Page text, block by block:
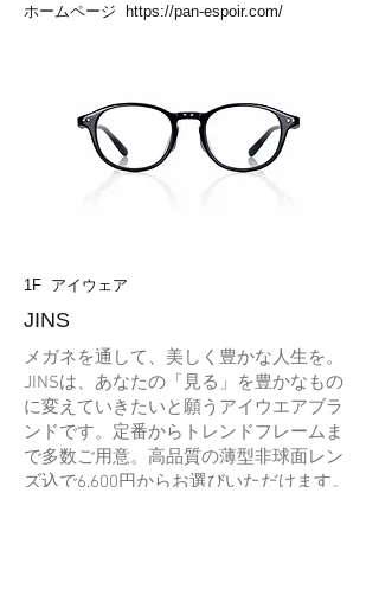
​ホームページ
https://pan-espoir.com/
1F アイウェア
​JINS
メガネを通して、美しく豊かな人生を。
JINSは、あなたの「見る」を豊かなもの
に変えていきたいと願うアイウエアブラ
ンドです。定番からトレンドフレームま
で多数ご用意。高品質の薄型非球面レン
ズ込で6,600円からお選びいただけます。